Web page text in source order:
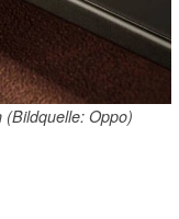
Oppo)